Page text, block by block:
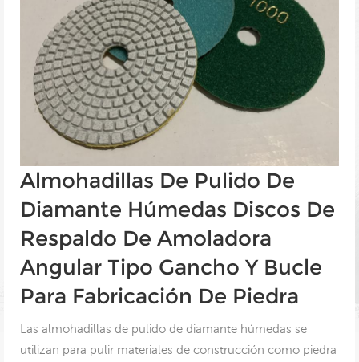
Almohadillas De Pulido De
Diamante Húmedas Discos De
Respaldo De Amoladora
Angular Tipo Gancho Y Bucle
Para Fabricación De Piedra
Las almohadillas de pulido de diamante húmedas se
utilizan para pulir materiales de construcción como piedra